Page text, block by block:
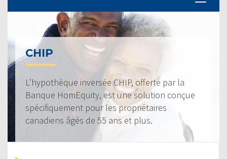
CHIP
L’hypothèque inversée CHIP, offerte par la
Banque HomEquity, est une solution conçue
spécifiquement pour les propriétaires
canadiens âgés de 55 ans et plus.